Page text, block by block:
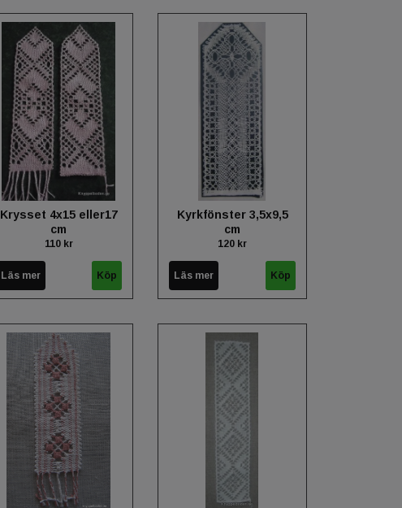
Krysset 4x15 eller17
cm
110 kr
Läs mer
Kyrkfönster 3,5x9,5
cm
120 kr
Läs mer